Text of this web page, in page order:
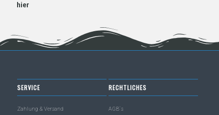
hier
SERVICE
Zahlung & Versand
RECHTLICHES
AGB´s